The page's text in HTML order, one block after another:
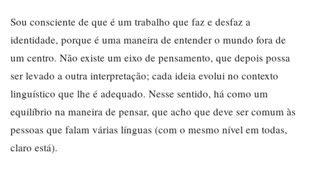
Sou consciente de que é um trabalho que faz e desfaz a
identidade, porque é uma maneira de entender o mundo fora de
um centro. Não existe um eixo de pensamento, que depois possa
ser levado a outra interpretação; cada ideia evolui no contexto
linguístico que lhe é adequado. Nesse sentido, há como um
equilíbrio na maneira de pensar, que acho que deve ser comum às
pessoas que falam várias línguas (com o mesmo nível em todas,
claro está).